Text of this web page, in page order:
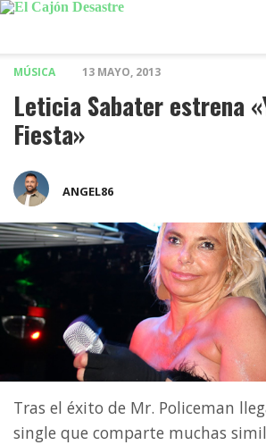
MÚSICA 13 MAYO, 2013
Leticia Sabater estrena
Fiesta»
ANGEL86
Tras el éxito de Mr. Policeman
single que comparte muchas